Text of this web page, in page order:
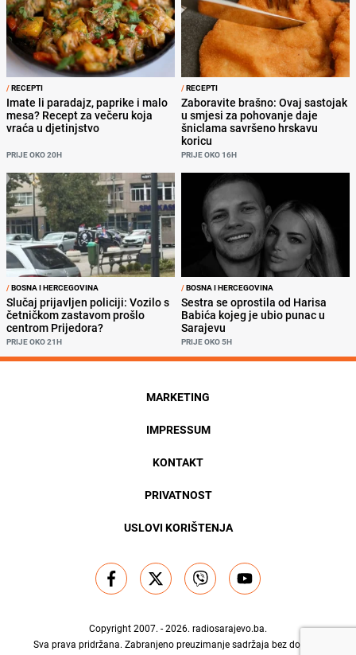
/RECEPTI
Imate li paradajz, paprike i malo
mesa? Recept za večeru koja
vraća u djetinjstvo
PRIJE OKO 20H
/RECEPTI
Zaboravite brašno: Ovaj sastojak
u smjesi za pohovanje daje
šniclama savršeno hrskavu
koricu
PRIJE OKO 16H
/BOSNA I HERCEGOVINA
Slučaj prijavljen policiji: Vozilo s
četničkom zastavom prošlo
centrom Prijedora?
PRIJE OKO 21H
/BOSNA I HERCEGOVINA
Sestra se oprostila od Harisa
Babića kojeg je ubio punac u
Sarajevu
PRIJE OKO 5H
MARKETING
IMPRESSUM
KONTAKT
PRIVATNOST
USLOVI KORIŠTENJA
Copyright 2007. - 2026. radiosarajevo.ba.
Sva prava pridržana. Zabranjeno preuzimanje sadržaja bez dozvole